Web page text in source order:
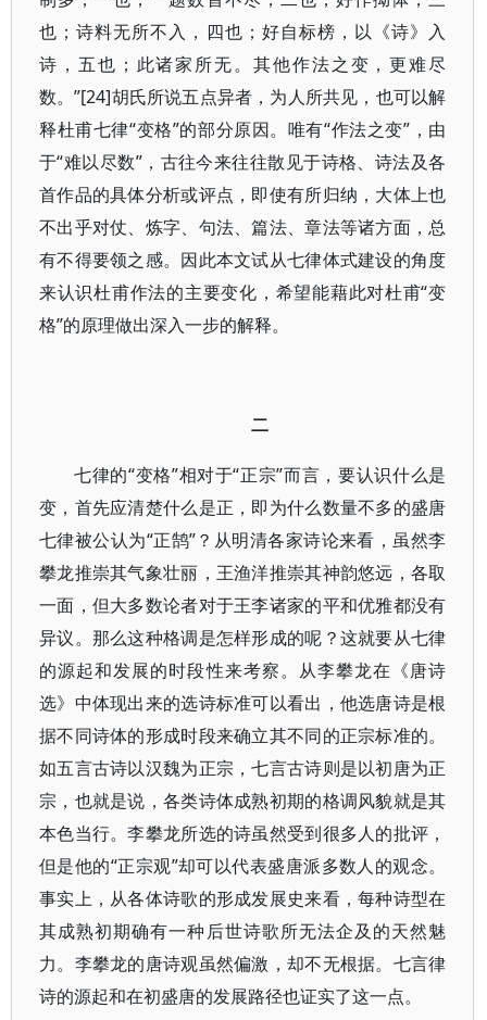
也；诗料无所不入，四也；好自标榜，以《诗》入
诗，五也；此诸家所无。其他作法之变，更难尽
数。”[24]胡氏所说五点异者，为人所共见，也可以解
释杜甫七律“变格”的部分原因。唯有“作法之变”，由
于“难以尽数”，古往今来往往散见于诗格、诗法及各
首作品的具体分析或评点，即使有所归纳，大体上也
不出乎对仗、炼字、句法、篇法、章法等诸方面，总
有不得要领之感。因此本文试从七律体式建设的角度
来认识杜甫作法的主要变化，希望能藉此对杜甫“变
格”的原理做出深入一步的解释。
二
七律的“变格”相对于“正宗”而言，要认识什么是
变，首先应清楚什么是正，即为什么数量不多的盛唐
七律被公认为“正鹄”？从明清各家诗论来看，虽然李
攀龙推崇其气象壮丽，王渔洋推崇其神韵悠远，各取
一面，但大多数论者对于王李诸家的平和优雅都没有
异议。那么这种格调是怎样形成的呢？这就要从七律
的源起和发展的时段性来考察。从李攀龙在《唐诗
选》中体现出来的选诗标准可以看出，他选唐诗是根
据不同诗体的形成时段来确立其不同的正宗标准的。
如五言古诗以汉魏为正宗，七言古诗则是以初唐为正
宗，也就是说，各类诗体成熟初期的格调风貌就是其
本色当行。李攀龙所选的诗虽然受到很多人的批评，
但是他的“正宗观”却可以代表盛唐派多数人的观念。
事实上，从各体诗歌的形成发展史来看，每种诗型在
其成熟初期确有一种后世诗歌所无法企及的天然魅
力。李攀龙的唐诗观虽然偏激，却不无根据。七言律
诗的源起和在初盛唐的发展路径也证实了这一点。